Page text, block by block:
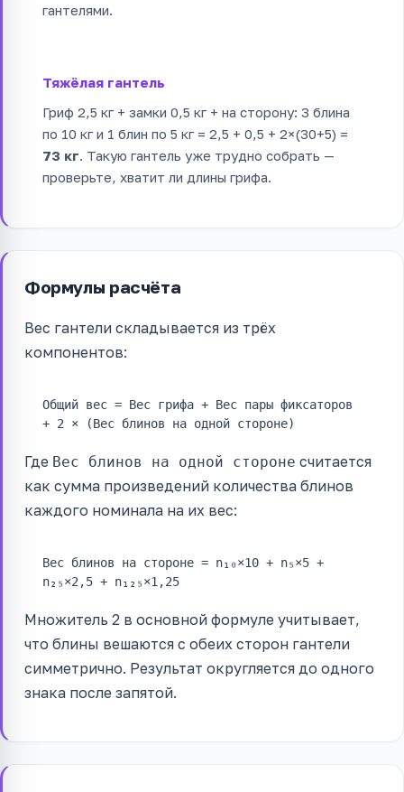
гантелями.
Тяжёлая гантель
Гриф 2,5 кг + замки 0,5 кг + на сторону: 3 блина
по 10 кг и 1 блин по 5 кг = 2,5 + 0,5 + 2×(30+5) =
73 кг. Такую гантель уже трудно собрать —
проверьте, хватит ли длины грифа.
Формулы расчёта
Вес гантели складывается из трёх
компонентов:
Общий вес = Вес грифа + Вес пары фиксаторов
+ 2 × (Вес блинов на одной стороне)
Где Вес блинов на одной стороне считается
как сумма произведений количества блинов
каждого номинала на их вес:
Вес блинов на стороне = n₁₀×10 + n₅×5 +
n₂₅×2,5 + n₁₂₅×1,25
Множитель 2 в основной формуле учитывает,
что блины вешаются с обеих сторон гантели
симметрично. Результат округляется до одного
знака после запятой.